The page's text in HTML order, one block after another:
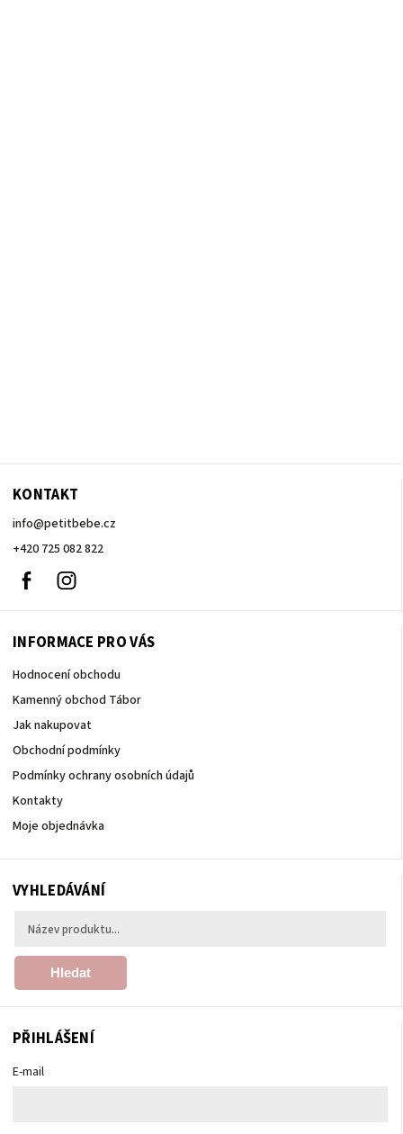
KONTAKT
info@petitbebe.cz
+420 725 082 822
Facebook
INFORMACE PRO VÁS
Hodnocení obchodu
Kamenný obchod Tábor
Jak nakupovat
Obchodní podmínky
Podmínky ochrany osobních údajů
Kontakty
Moje objednávka
VYHLEDÁVÁNÍ
Hledat
PŘIHLÁŠENÍ
E-mail